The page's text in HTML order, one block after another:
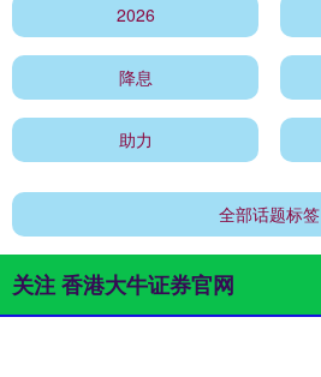
2026
降息
助力
全部话题标签
关注 香港大牛证券官网